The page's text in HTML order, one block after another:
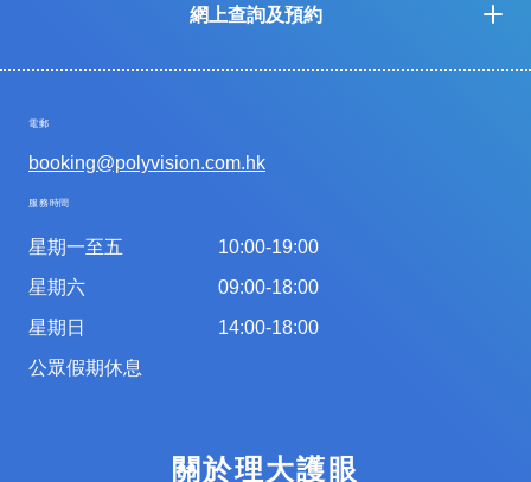
網上查詢及預約
電郵
booking@polyvision.com.hk
服務時間
星期一至五
星期六
星期日
公眾假期休息
10:00-19:00
09:00-18:00
14:00-18:00
關於理大護眼